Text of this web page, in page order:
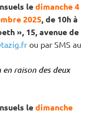
ledimanche 4
2025, de 10h à
», 15, avenue de
ou par SMS au
raison des deux
ledimanche